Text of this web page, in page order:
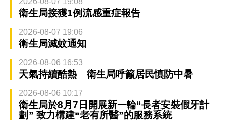
衛生局接獲1例流感重症報告
2026-08-07 19:06
衛生局滅蚊通知
2026-08-06 16:53
天氣持續酷熱 衛生局呼籲居民慎防中暑
2026-08-06 10:17
衛生局於8月7日開展新一輪“長者安裝假牙計
劃” 致力構建“老有所醫”的服務系統